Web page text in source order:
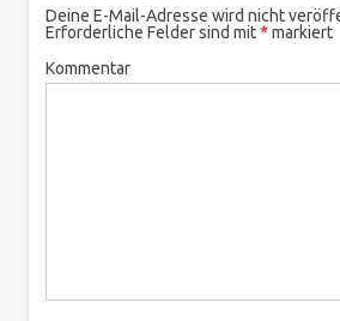
Deine E-Mail-Adresse wird nicht
Erforderliche Felder sind mit* markiert
Kommentar